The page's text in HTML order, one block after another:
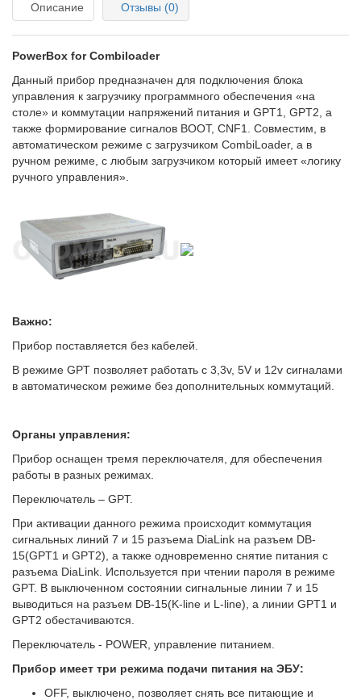
Описание Отзывы (0)
PowerBox for Combiloader
Данный прибор предназначен для подключения блока
управления к загрузчику программного обеспечения «на
столе» и коммутации напряжений питания и GPT1, GPT2, а
также формирование сигналов BOOT, CNF1. Совместим, в
автоматическом режиме с загрузчиком CombiLoader, а в
ручном режиме, с любым загрузчиком который имеет «логику
ручного управления».
Важно:
Прибор поставляется без кабелей.
В режиме GPT позволяет работать c 3,3v, 5V и 12v сигналами
в автоматическом режиме без дополнительных коммутаций.
Органы управления:
Прибор оснащен тремя переключателя, для обеспечения
работы в разных режимах.
Переключатель – GPT.
При активации данного режима происходит коммутация
сигнальных линий 7 и 15 разъема DiaLink на разъем DB-
15(GPT1 и GPT2), а также одновременно снятие питания с
разъема DiaLink. Используется при чтении пароля в режиме
GPT. В выключенном состоянии сигнальные линии 7 и 15
выводиться на разъем DB-15(K-line и L-line), а линии GPT1 и
GPT2 обестачиваются.
Переключатель - POWER, управление питанием.
Прибор имеет три режима подачи питания на ЭБУ:
OFF, выключено, позволяет снять все питающие и